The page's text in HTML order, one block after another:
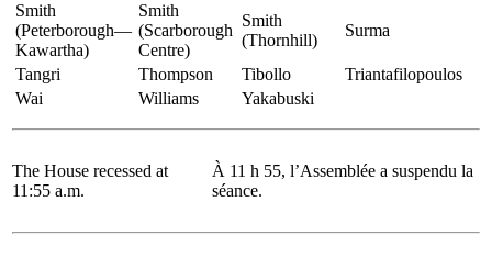
Smith
(Peterborough—
Kawartha)
Smith
(Scarborough
Centre)
Smith
(Thornhill)
Surma
Tangri Thompson Tibollo
Triantafilopoulos
Wai
Williams Yakabuski
The House recessed at
11:55 a.m.
À 11 h 55, l’Assemblée a suspendu la
séance.